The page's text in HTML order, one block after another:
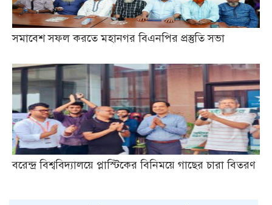
সমাবেশ সফল করতে মহানগর বিএনপির প্রস্তুতি সভা
বরেন্দ্র বিশ্ববিদ্যালয়ে প্লাস্টিকের বিনিময়ে গাছের চারা বিতরণ